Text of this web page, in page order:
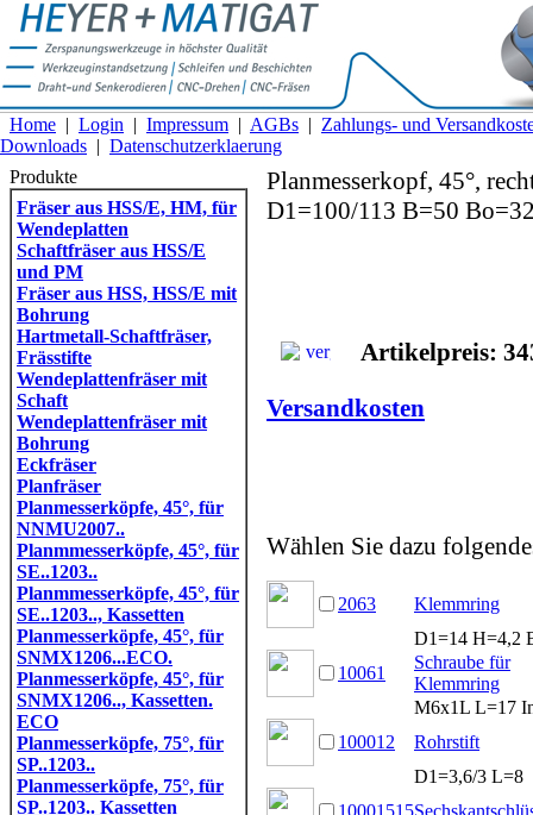
Home | Login | Impressum | AGBs | Zahlungs- und
Downloads | Datenschutzerklaerung
Produkte
Fräser aus HSS/E, HM, für
Wendeplatten
Schaftfräser aus HSS/E
und PM
Fräser aus HSS, HSS/E mit
Bohrung
Hartmetall-Schaftfräser,
Frässtifte
Wendeplattenfräser mit
Schaft
Wendeplattenfräser mit
Bohrung
Eckfräser
Planfräser
Planmesserköpfe, 45°, für
NNMU2007..
Planmmesserköpfe, 45°, für
SE..1203..
Planmmesserköpfe, 45°, für
SE..1203.., Kassetten
Planmesserköpfe, 45°, für
SNMX1206...ECO.
Planmesserköpfe, 45°, für
SNMX1206.., Kassetten.
ECO
Planmesserköpfe, 75°, für
SP..1203..
Planmesserköpfe, 75°, für
SP..1203.. Kassetten
Planmesserkopf, 45°,
D1=100/113 B=50
Artikelpreis:
Versandkosten
Wählen Sie dazu
2063
Klemmring
D1=14 H=4,2
10061
Schraube für
Klemmring
M6x1L L=17
100012
Rohrstift
D1=3,6/3 L=8
10001515